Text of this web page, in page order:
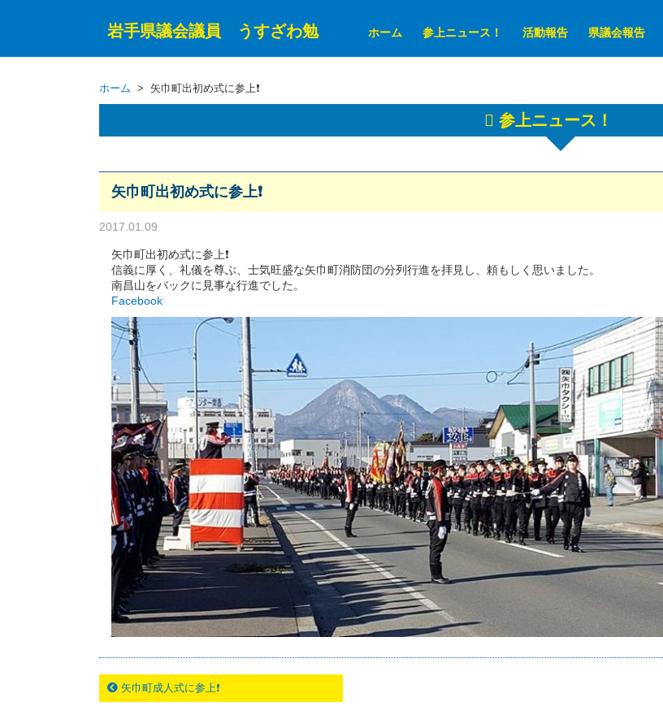
岩手県議会議員 うすざわ勉 ホーム 参上ニュース！ 活動報告 県議会報告
ホーム > 矢巾町出初め式に参上❗
参上ニュース！
矢巾町出初め式に参上❗
2017.01.09
矢巾町出初め式に参上❗
信義に厚く、礼儀を尊ぶ、士気旺盛な矢巾町消防団の分列行進を拝見し、頼もしく思いました。
南昌山をバックに見事な行進でした。
Facebook
矢巾町成人式に参上❗